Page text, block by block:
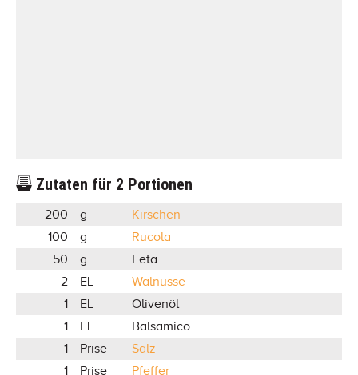
Zutaten für 2 Portionen
200 g
Kirschen
100
g
Rucola
50
g
Feta
2
EL
Walnüsse
1
EL
Olivenöl
1
EL
Balsamico
1
Prise
Salz
1
Prise Pfeffer